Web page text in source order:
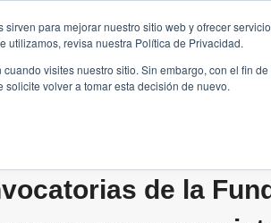
para mejorar nuestro sitio web y ofrecer
utilizamos, revisa nuestra Política de Privacidad.
visites nuestro sitio. Sin embargo, con el fin
volver a tomar esta decisión de nuevo.
FILANTROPÍA LONGEVIDAD
de la